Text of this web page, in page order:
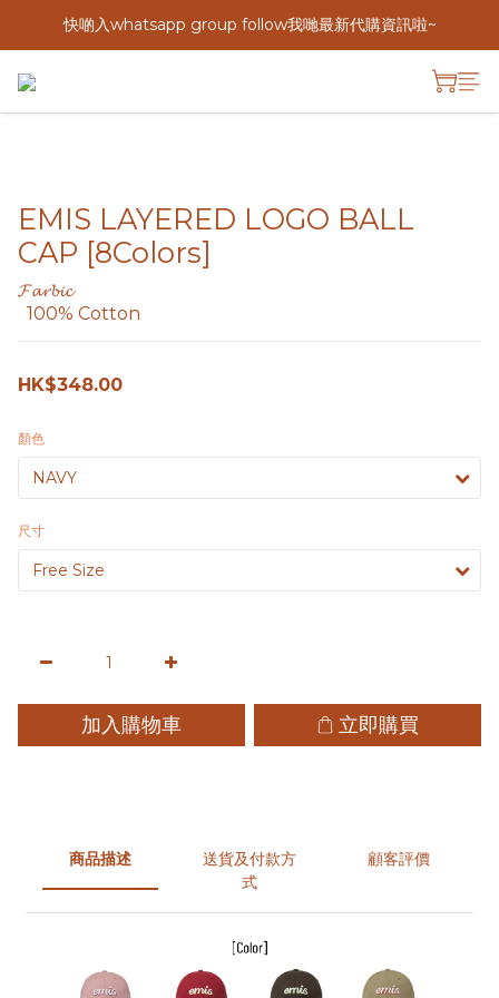
快啲入whatsapp group follow我哋最新代購資訊啦~
EMIS LAYERED LOGO BALL
CAP [8Colors]
𝓕𝓪𝓻𝓫𝓲𝓬
  100% Cotton
HK$348.00
顏色
尺寸
加入購物車 立即購買
商品描述
送貨及付款方
式
顧客評價